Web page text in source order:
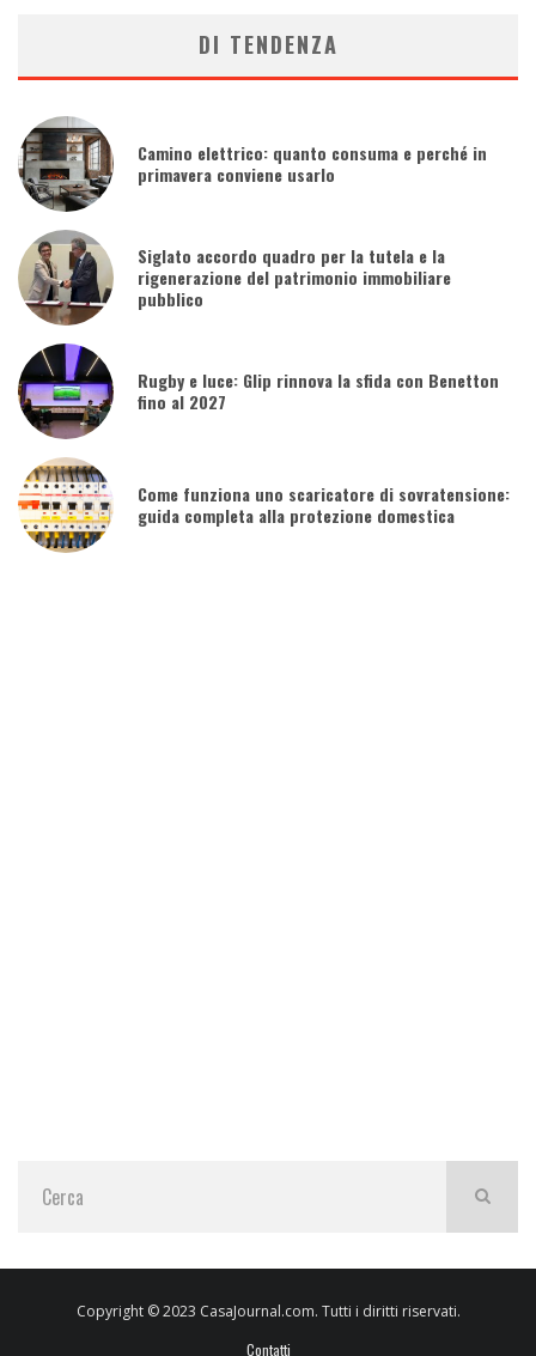
DI TENDENZA
Camino elettrico: quanto consuma e perché in
primavera conviene usarlo
Siglato accordo quadro per la tutela e la
rigenerazione del patrimonio immobiliare
pubblico
Rugby e luce: Glip rinnova la sfida con Benetton
fino al 2027
Come funziona uno scaricatore di sovratensione:
guida completa alla protezione domestica
Copyright © 2023 CasaJournal.com. Tutti i diritti riservati.
Contatti